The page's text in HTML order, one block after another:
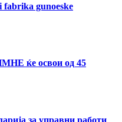
fabrika gunoeske
ќе освои од 45
за управни работи